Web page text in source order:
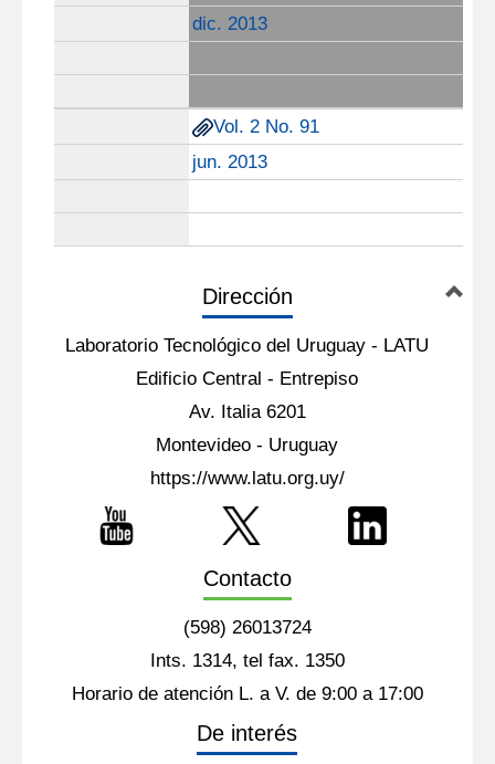
dic. 2013
Vol. 2 No. 91
jun. 2013
Dirección
Laboratorio Tecnológico del Uruguay - LATU
Edificio Central - Entrepiso
Av. Italia 6201
Montevideo - Uruguay
https://www.latu.org.uy/
Contacto
(598) 26013724
Ints. 1314, tel fax. 1350
Horario de atención L. a V. de 9:00 a 17:00
De interés